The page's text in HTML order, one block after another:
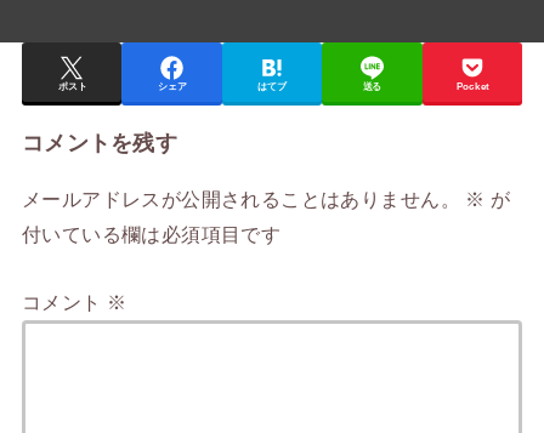
ポスト シェア はてブ 送る Pocket
コメントを残す
メールアドレスが公開されることはありません。 ※ が
付いている欄は必須項目です
コメント ※